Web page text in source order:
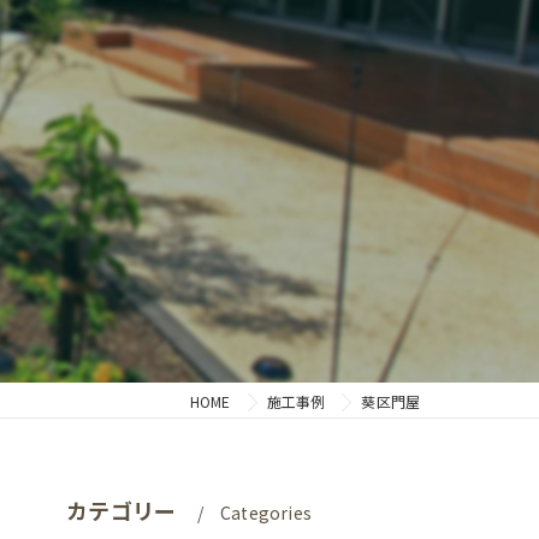
HOME 施工事例 葵区門屋
カテゴリー Categories